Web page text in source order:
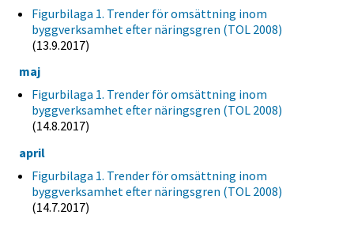
Figurbilaga 1. Trender för omsättning inom
byggverksamhet efter näringsgren (TOL 2008)
(13.9.2017)
maj
Figurbilaga 1. Trender för omsättning inom
byggverksamhet efter näringsgren (TOL 2008)
(14.8.2017)
april
Figurbilaga 1. Trender för omsättning inom
byggverksamhet efter näringsgren (TOL 2008)
(14.7.2017)